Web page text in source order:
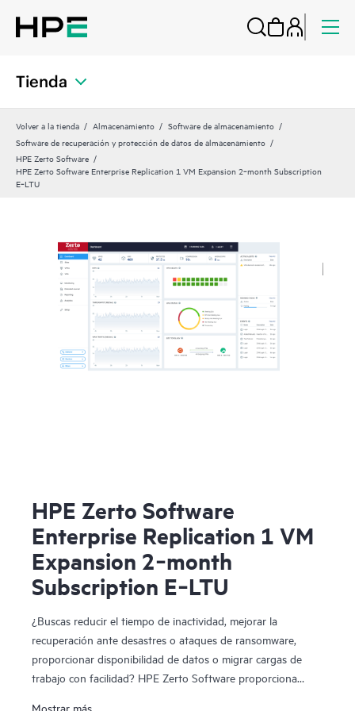
Tienda
Volver a la tienda Almacenamiento
Software de almacenamiento
Software de recuperación y protección de datos de almacenamiento
HPE Zerto Software
HPE Zerto Software Enterprise Replication 1 VM Expansion 2‑month Subscription
E‑LTU
HPE Zerto Software
Enterprise Replication 1 VM
Expansion 2‑month
Subscription E‑LTU
¿Buscas reducir el tiempo de inactividad, mejorar la
recuperación ante desastres o ataques de ransomware,
proporcionar disponibilidad de datos o migrar cargas de
trabajo con facilidad? HPE Zerto Software proporciona
Mostrar más